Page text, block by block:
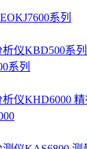
系列
系列